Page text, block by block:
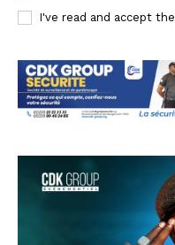
I've read and accept the